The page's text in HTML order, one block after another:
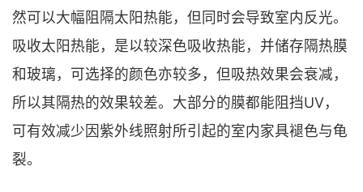
然可以大幅阻隔太阳热能，但同时会导致室内反光。
吸收太阳热能，是以较深色吸收热能，并储存隔热膜
和玻璃，可选择的颜色亦较多，但吸热效果会衰减，
所以其隔热的效果较差。大部分的膜都能阻挡UV，
可有效减少因紫外线照射所引起的室内家具褪色与龟
裂。